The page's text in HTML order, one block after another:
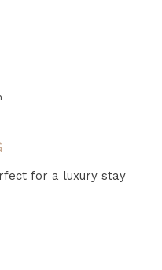
for a luxury stay